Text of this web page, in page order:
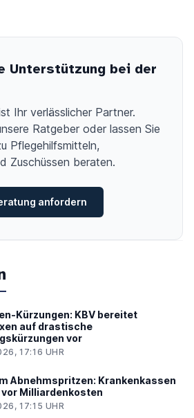
Unterstützung bei der
Ihr verlässlicher Partner.
Ratgeber oder lassen Sie
Pflegehilfsmitteln,
Zuschüssen beraten.
anfordern
Kürzungen: KBV bereitet
auf drastische
vor
17:16 UHR
Abnehmspritzen: Krankenkassen
Milliardenkosten
17:15 UHR